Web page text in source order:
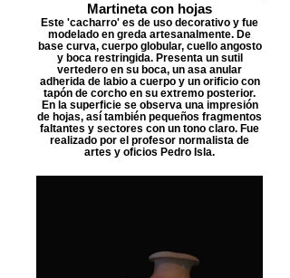
Martineta con hojas
Este 'cacharro' es de uso decorativo y fue
modelado en greda artesanalmente. De
base curva, cuerpo globular, cuello angosto
y boca restringida. Presenta un sutil
vertedero en su boca, un asa anular
adherida de labio a cuerpo y un orificio con
tapón de corcho en su extremo posterior.
En la superficie se observa una impresión
de hojas, así también pequeños fragmentos
faltantes y sectores con un tono claro. Fue
realizado por el profesor normalista de
artes y oficios Pedro Isla.